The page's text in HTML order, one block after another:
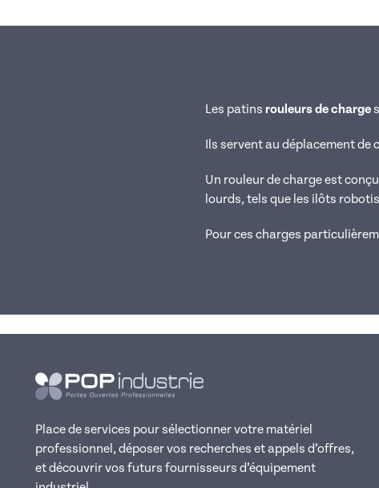
Les patins rouleurs de charge
Ils servent au déplacement de
Un rouleur de charge est
lourds, tels que les ilôts
Pour ces charges
Place de services pour sélectionner votre matériel
professionnel, déposer vos recherches et appels d’offres,
et découvrir vos futurs fournisseurs d’équipement